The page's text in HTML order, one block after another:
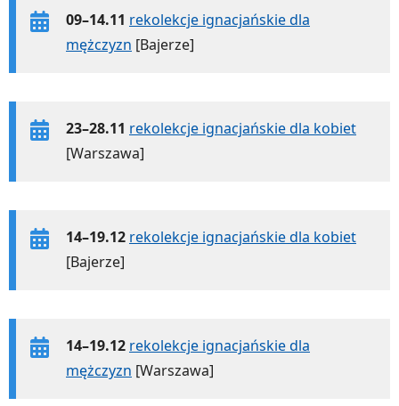
09–14.11 rekolekcje ignacjańskie dla
mężczyzn [Bajerze]
23–28.11 rekolekcje ignacjańskie dla kobiet
[Warszawa]
14–19.12 rekolekcje ignacjańskie dla kobiet
[Bajerze]
14–19.12 rekolekcje ignacjańskie dla
mężczyzn [Warszawa]